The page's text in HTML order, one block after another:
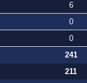
6
0
0
241
211